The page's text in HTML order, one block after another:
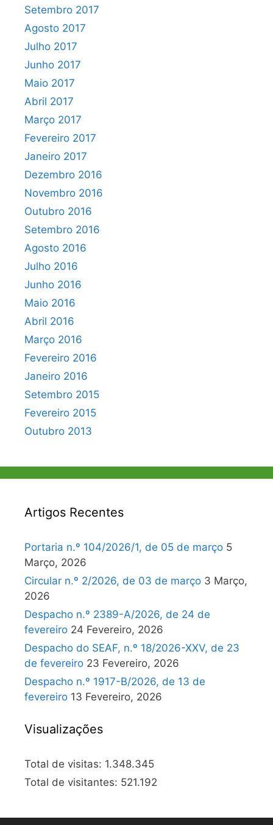
Setembro 2017
Agosto 2017
Julho 2017
Junho 2017
Maio 2017
Abril 2017
Março 2017
Fevereiro 2017
Janeiro 2017
Dezembro 2016
Novembro 2016
Outubro 2016
Setembro 2016
Agosto 2016
Julho 2016
Junho 2016
Maio 2016
Abril 2016
Março 2016
Fevereiro 2016
Janeiro 2016
Setembro 2015
Fevereiro 2015
Outubro 2013
Artigos Recentes
Portaria n.º 104/2026/1, de 05 de março 5
Março, 2026
Circular n.º 2/2026, de 03 de março 3 Março,
2026
Despacho n.º 2389-A/2026, de 24 de
fevereiro 24 Fevereiro, 2026
Despacho do SEAF, n.º 18/2026-XXV, de 23
de fevereiro 23 Fevereiro, 2026
Despacho n.º 1917-B/2026, de 13 de
fevereiro 13 Fevereiro, 2026
Visualizações
Total de visitas: 1.348.345
Total de visitantes: 521.192